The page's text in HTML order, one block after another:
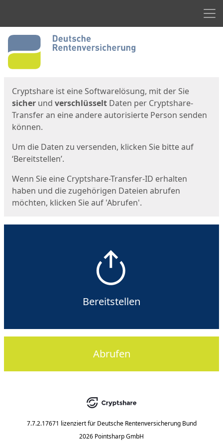
Start
Cryptshare ist eine Softwarelösung, mit der Sie
sicher und verschlüsselt Daten per Cryptshare-
Transfer an eine andere autorisierte Person senden
können.
Um die Daten zu versenden, klicken Sie bitte auf
‘Bereitstellen’.
Wenn Sie eine Cryptshare-Transfer-ID erhalten
haben und die zugehörigen Dateien abrufen
möchten, klicken Sie auf 'Abrufen'.
Bereitstellen
Abrufen
7.7.2.17671 lizenziert für Deutsche Rentenversicherung Bund
2026 Pointsharp GmbH